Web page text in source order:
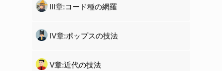
Ⅲ章:コード種の網羅
Ⅳ章:ポップスの技法
Ⅴ章:近代の技法